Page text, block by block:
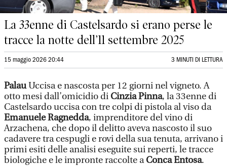
La 33enne di Castelsardo si erano perse le
tracce la notte dell’11 settembre 2025
15 maggio 2026 20:44 3 MINUTI DI LETTURA
PalauUccisa e nascosta per 12 giorni nel vigneto. A
otto mesi dall’omicidio di Cinzia Pinna, la 33enne di
Castelsardo uccisa con tre colpi di pistola al viso da
Emanuele Ragnedda, imprenditore del vino di
Arzachena, che dopo il delitto aveva nascosto il suo
cadavere tra cespugli e rovi della sua tenuta, arrivano i
primi esiti delle analisi eseguite sui reperti, le tracce
biologiche e le impronte raccolte aConca Entosa.